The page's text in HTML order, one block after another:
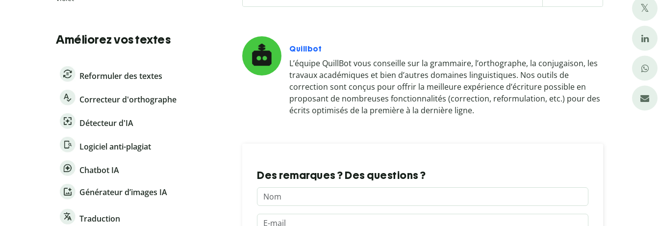
Quillbot
L’équipe QuillBot vous conseille sur la grammaire, l’orthographe, la conjugaison, les
travaux académiques et bien d’autres domaines linguistiques. Nos outils de
correction sont conçus pour offrir la meilleure expérience d’écriture possible en
proposant de nombreuses fonctionnalités (correction, reformulation, etc.) pour des
écrits optimisés de la première à la dernière ligne.
Des remarques ? Des questions ?
Améliorez vos textes
Reformuler des textes
Correcteur d'orthographe
Détecteur d'IA
Logiciel anti-plagiat
Chatbot IA
Générateur d’images IA
Traduction